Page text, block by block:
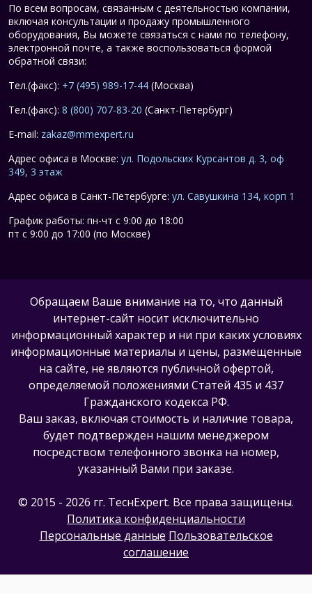
По всем вопросам, связанным с деятельностью компании,
включая консультации и продажу промышленного
оборудования, Вы можете связаться с нами по телефону,
электронной почте, а также воспользоваться формой
обратной связи:
Тел.(факс): +7 (495) 989-17-44 (Москва)
Тел.(факс): 8 (800) 707-83-20 (Санкт-Петербург)
E-mail: zakaz@mmexpert.ru
Адрес офиса в Москве: ул. Подольских Курсантов д. 3, оф
349, 3 этаж
Адрес офиса в Санкт-Петербурге: ул. Савушкина 134, корп 1
График работы: пн-чт с 9:00 до 18:00
пт с 9:00 до 17:00 (по Москве)
Обращаем Ваше внимание на то, что данный
интернет-сайт носит исключительно
информационный характер и ни при каких условиях
информационные материалы и цены, размещенные
на сайте, не являются публичной офертой,
определяемой положениями Статей 435 и 437
Гражданского кодекса РФ.
Ваш заказ, включая стоимость и наличие товара,
будет подтвержден нашим менеджером
посредством телефонного звонка на номер,
указанный Вами при заказе.
© 2015 - 2026 гг. ТеcнExpert. Все права защищены.
Политика конфиденциальности
Персональные данные Пользовательское
соглашение